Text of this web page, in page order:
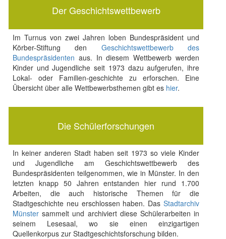
Der Geschichtswettbewerb
Im Turnus von zwei Jahren loben Bundespräsident und
Körber-Stiftung den Geschichtswettbewerb des
Bundespräsidenten aus. In diesem Wettbewerb werden
Kinder und Jugendliche seit 1973 dazu aufgerufen, ihre
Lokal- oder Familien-geschichte zu erforschen. Eine
Übersicht über alle Wettbewerbsthemen gibt es hier.
Die Schülerforschungen
In keiner anderen Stadt haben seit 1973 so viele Kinder
und Jugendliche am Geschichtswettbewerb des
Bundespräsidenten teilgenommen, wie in Münster. In den
letzten knapp 50 Jahren entstanden hier rund 1.700
Arbeiten, die auch historische Themen für die
Stadtgeschichte neu erschlossen haben. DasStadtarchiv
Münstersammelt und archiviert diese Schülerarbeiten in
seinem Lesesaal, wo sie einen einzigartigen
Quellenkorpus zur Stadtgeschichtsforschung bilden.